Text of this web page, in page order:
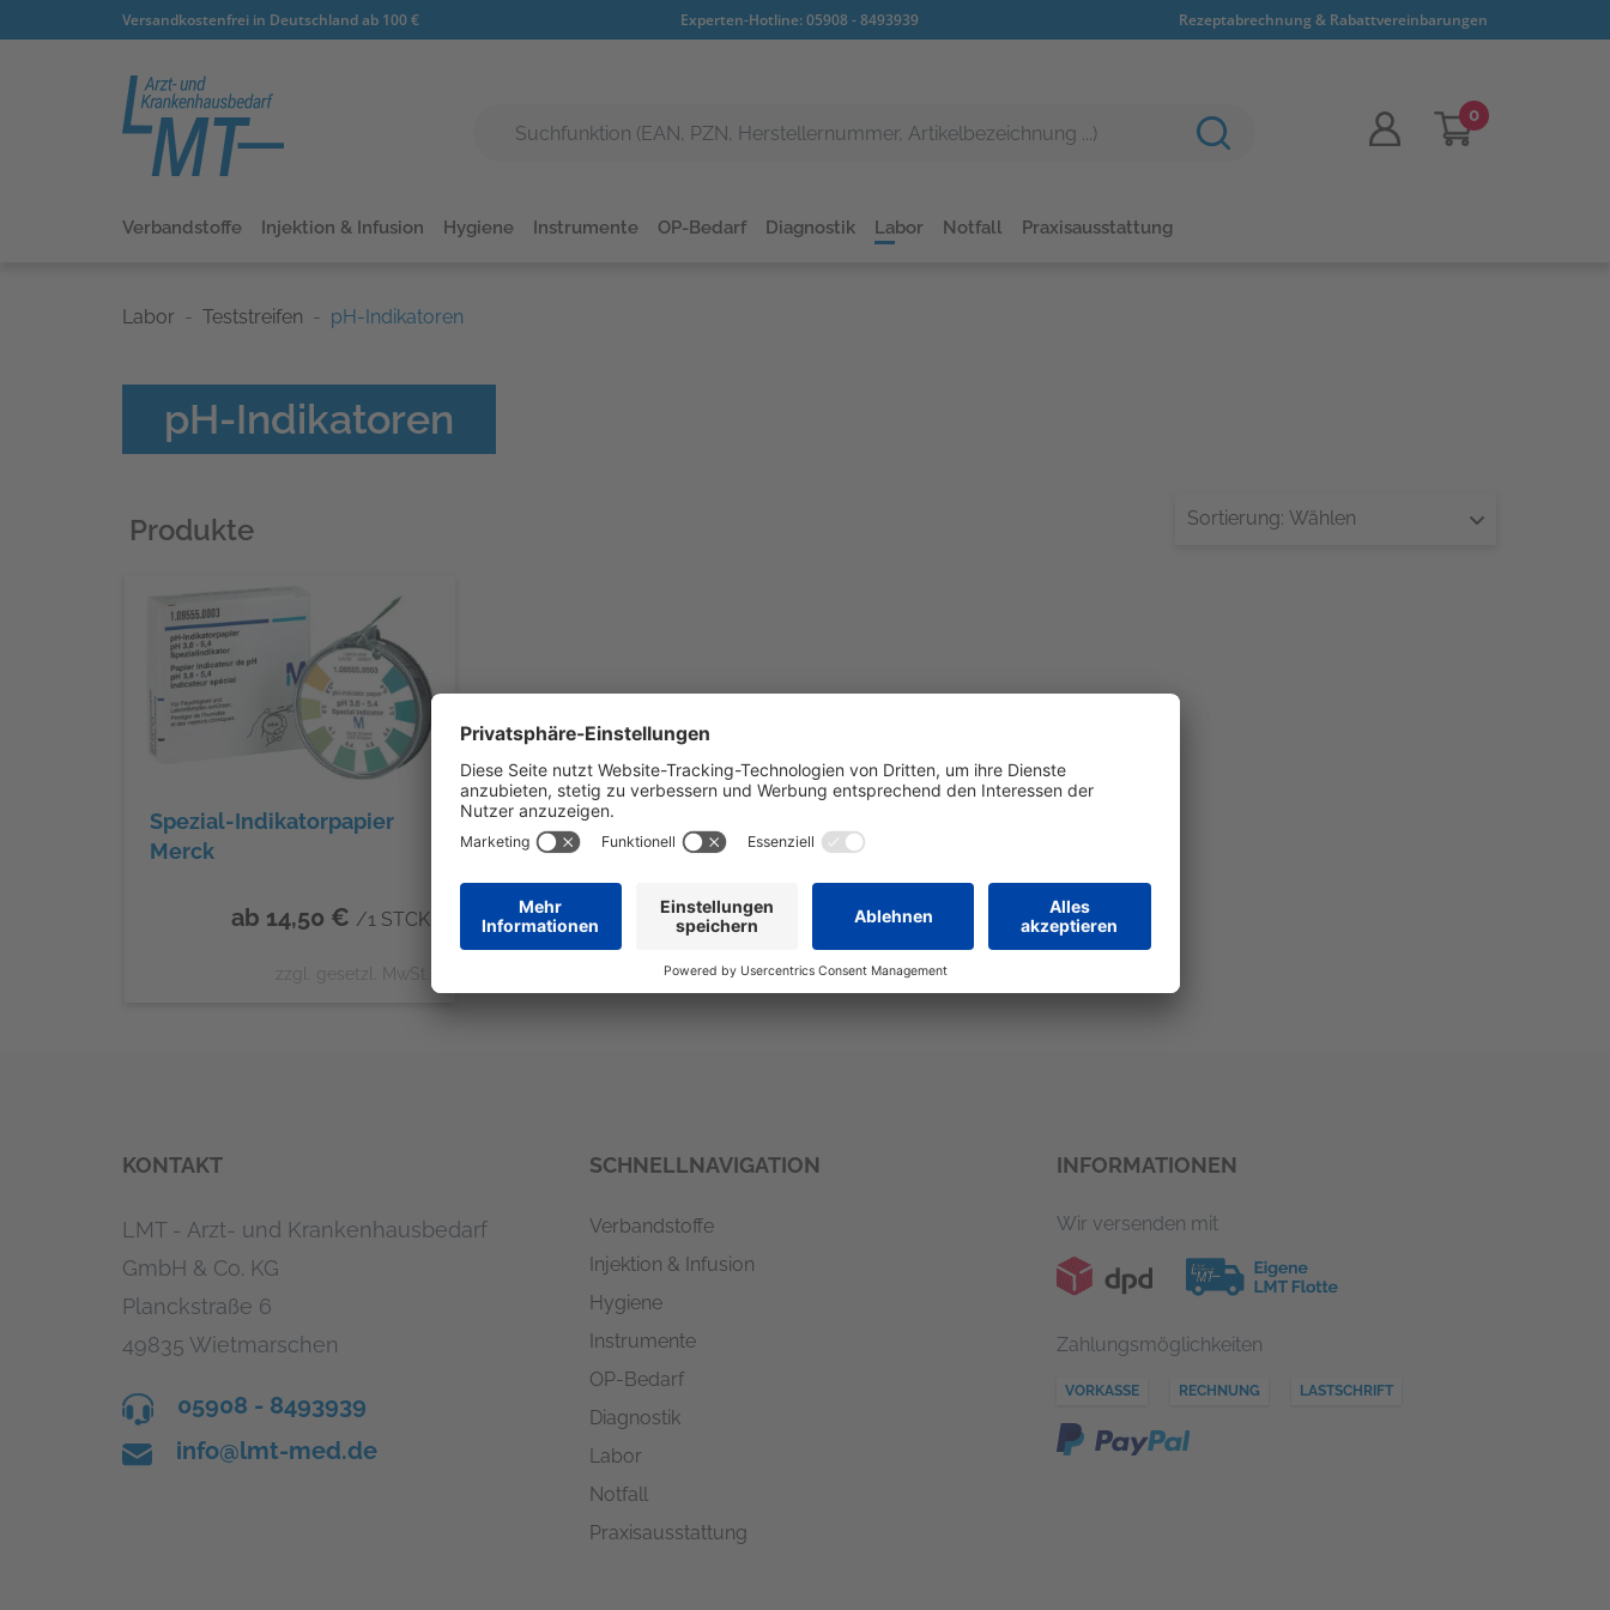
Versandkostenfrei in Deutschland ab 100 € Experten-Hotline:05908 - 8493939 Rezeptabrechnung & Rabattvereinbarungen
0
Verbandstoffe Injektion & Infusion Hygiene Instrumente OP-Bedarf Diagnostik Labor Notfall Praxisausstattung
Labor Teststreifen pH-Indikatoren
pH-Indikatoren
Produkte Sortierung: Wählen
Spezial-Indikatorpapier
Merck
ab 14,50 € /1 STCK
zzgl. gesetzl. MwSt.
KONTAKT
LMT - Arzt- und Krankenhausbedarf
GmbH & Co. KG
Planckstraße 6
49835 Wietmarschen
05908 - 8493939
info@lmt-med.de
SCHNELLNAVIGATION
Verbandstoffe
Injektion & Infusion
Hygiene
Instrumente
OP-Bedarf
Diagnostik
Labor
Notfall
Praxisausstattung
INFORMATIONEN
Wir versenden mit
Zahlungsmöglichkeiten
VORKASSE RECHNUNG LASTSCHRIFT